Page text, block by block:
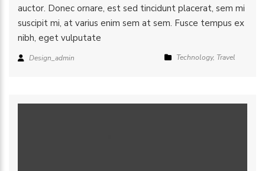
auctor. Donec ornare, est sed tincidunt placerat, sem mi
suscipit mi, at varius enim sem at sem. Fusce tempus ex
nibh, eget vulputate
Design_admin Technology, Travel